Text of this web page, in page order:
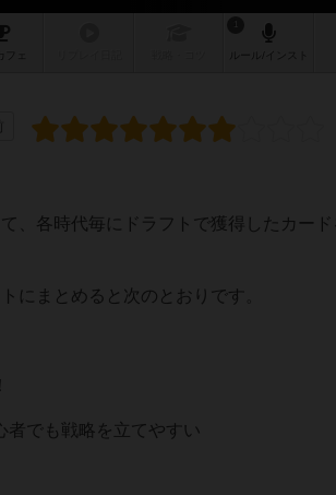
カフェ
、各時代毎にドラフトで獲得したカー
にまとめると次のとおりです。
者でも戦略を立てやすい